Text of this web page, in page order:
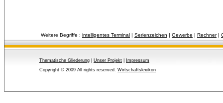
Weitere Begriffe : intelligentes Terminal | Serienzeichen | Gewerbe | Rechner|
Thematische Gliederung Unser Projekt
Impressum
Copyright © 2009 All rights reserved. Wirtschaftslexikon